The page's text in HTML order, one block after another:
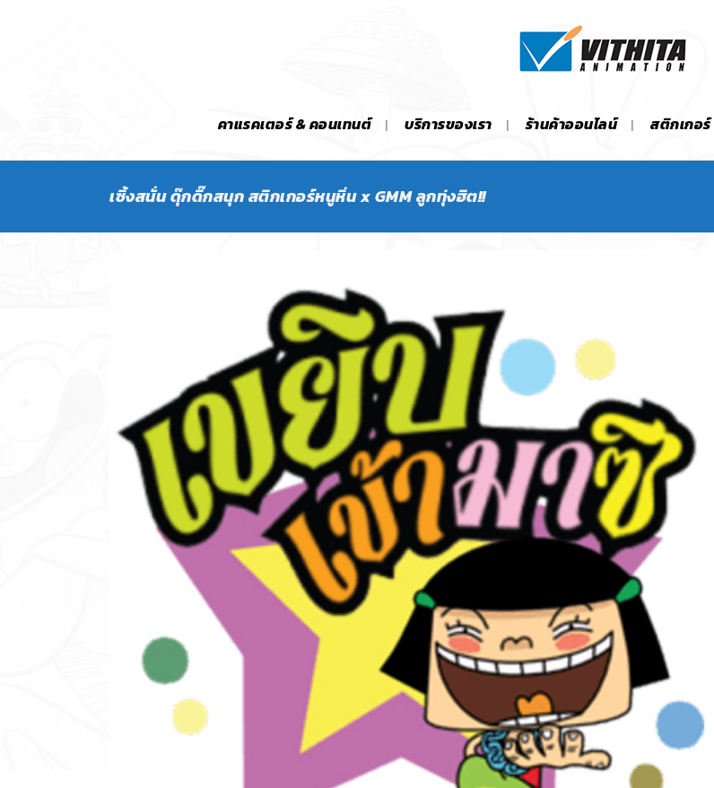
คาแรคเตอร์ & คอนเทนต์ บริการของเรา ร้านค้าออนไลน์ สติกเกอร์
เซิ้งสนั่น ดุ๊กดิ๊กสนุก สติกเกอร์หนูหิ่น x GMM ลูกทุ่งฮิต!!